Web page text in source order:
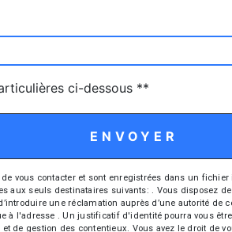
ci-dessous **
ENVOYER
vous contacter et sont enregistrées dans un
seuls destinataires suivants: . Vous disposez
une réclamation auprès d’une autorité
à l'adresse . Un justificatif d'identité pourra vous
de gestion des contentieux. Vous avez le droit de